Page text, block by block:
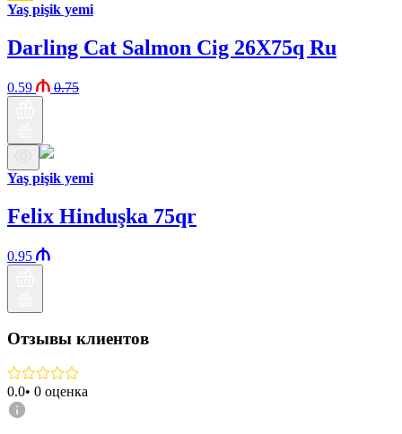
Yaş pişik yemi
Darling Cat Salmon Cig 26X75q Ru
0.59 0.75
Yaş pişik yemi
Felix Hinduşka 75qr
0.95
Отзывы клиентов
0.0• 0 оценка